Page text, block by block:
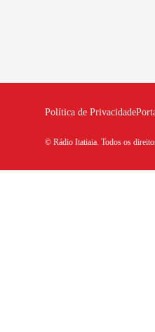
Política de Privacidade
© Rádio Itatiaia. Todos os